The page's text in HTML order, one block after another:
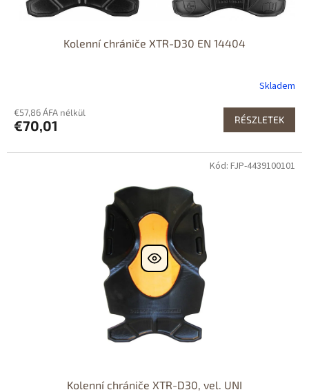
Kolenní chrániče XTR-D30 EN 14404
Skladem
€57,86 ÁFA nélkül
€70,01 RÉSZLETEK
Kolenní chrániče XTR-D30, vel. UNI
Kód: FJP-4439100101